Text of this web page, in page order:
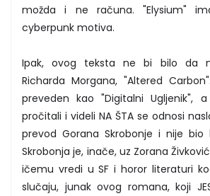
možda i ne računa. "Elysium"
cyberpunk motiva.
Ipak, ovog teksta ne bi bilo da
Richarda Morgana, "Altered
preveden kao "Digitalni Ugljenik",
pročitali i videli NA ŠTA se odnosi
prevod Gorana Skrobonje i nije bio
Skrobonja je, inače, uz Zorana
ičemu vredi u SF i horor literaturi
slučaju, junak ovog romana, koji